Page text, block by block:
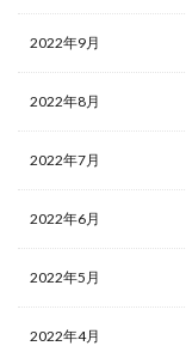
2022年9月
2022年8月
2022年7月
2022年6月
2022年5月
2022年4月